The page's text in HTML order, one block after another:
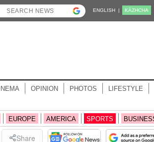
ENGLISH | KĀZHCHA
OPINION PHOTOS LIFESTYLE
EUROPE AMERICA SPORTS
Share